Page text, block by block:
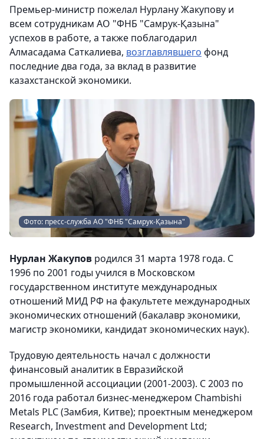
Премьер-министр пожелал Нурлану Жакупову и
всем сотрудникам АО "ФНБ "Самрук-Қазына"
успехов в работе, а также поблагодарил
Алмасадама Саткалиева, возглавлявшего фонд
последние два года, за вклад в развитие
казахстанской экономики.
Фото: пресс-служба АО "ФНБ "Самрук-Қазына"
Нурлан Жакупов родился 31 марта 1978 года. С
1996 по 2001 годы учился в Московском
государственном институте международных
отношений МИД РФ на факультете международных
экономических отношений (бакалавр экономики,
магистр экономики, кандидат экономических наук).
Трудовую деятельность начал с должности
финансовый аналитик в Евразийской
промышленной ассоциации (2001-2003). С 2003 по
2016 года работал бизнес-менеджером Chambishi
Metals PLC (Замбия, Китве); проектным менеджером
Research, Investment and Development Ltd;